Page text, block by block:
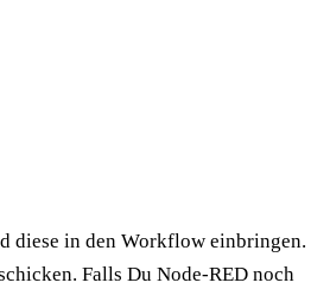
diese in den Workflow einbringen.
Falls Du Node-RED noch